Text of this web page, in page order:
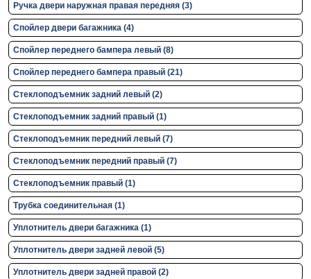
Ручка двери нaружная правая передняя (3)
Спойлер двери багажника (4)
Спойлер переднего бампера левый (8)
Спойлер переднего бампера правый (21)
Стеклоподъемник задний левый (2)
Стеклоподъемник задний правый (1)
Стеклоподъемник передний левый (7)
Стеклоподъемник передний правый (7)
Стеклоподъемник правый (1)
Трубка соединительная (1)
Уплотнитель двери багажника (1)
Уплотнитель двери задней левой (5)
Уплотнитель двери задней правой (2)